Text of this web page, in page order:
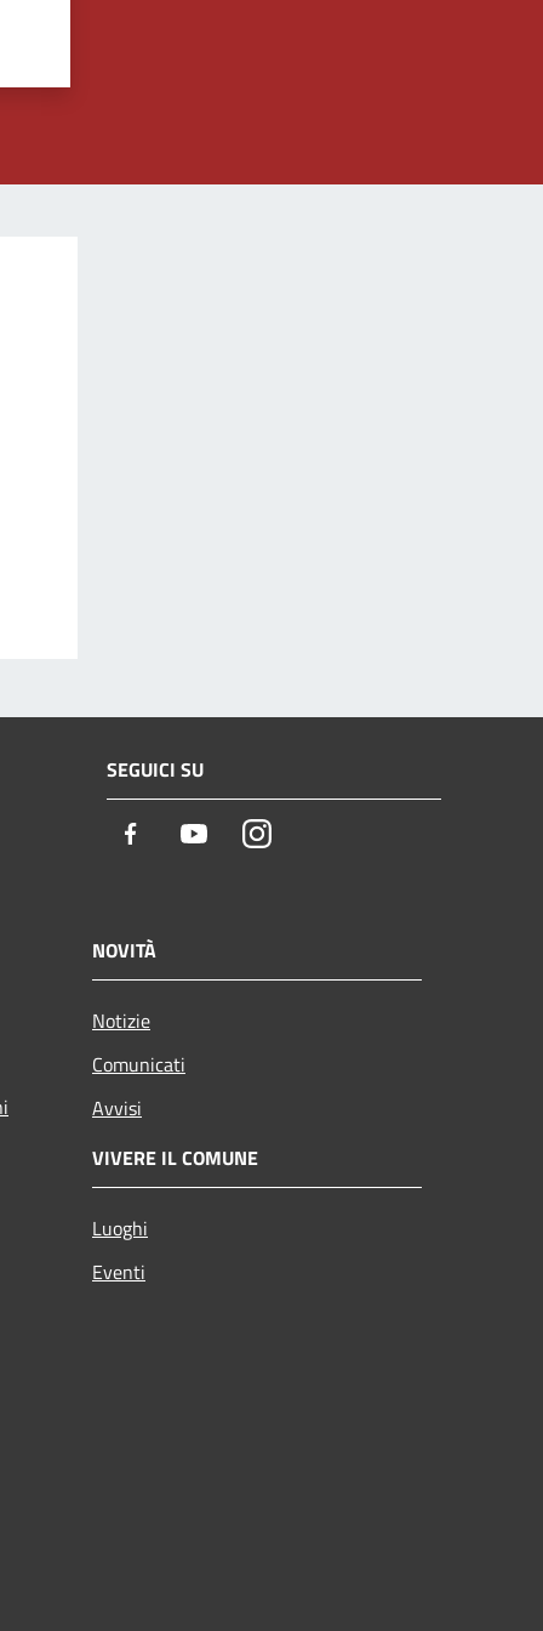
SEGUICI SU
Facebook YoutubeInstagram
NOVITÀ
Notizie
Comunicati
Avvisi
VIVERE IL COMUNE
Luoghi
Eventi